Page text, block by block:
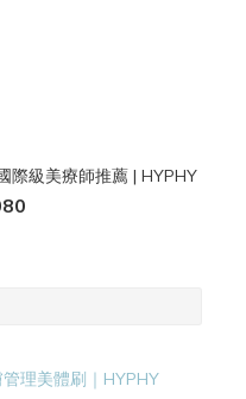
際級美療師推薦 | HYPHY